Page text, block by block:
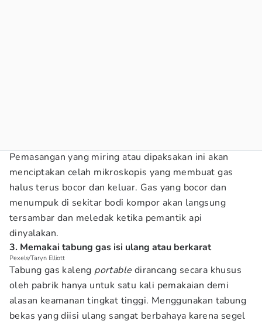
Pemasangan yang miring atau dipaksakan ini akan
menciptakan celah mikroskopis yang membuat gas
halus terus bocor dan keluar. Gas yang bocor dan
menumpuk di sekitar bodi kompor akan langsung
tersambar dan meledak ketika pemantik api
dinyalakan.
3. Memakai tabung gas isi ulang atau berkarat
Pexels/Taryn Elliott
Tabung gas kaleng portable dirancang secara khusus
oleh pabrik hanya untuk satu kali pemakaian demi
alasan keamanan tingkat tinggi. Menggunakan tabung
bekas yang diisi ulang sangat berbahaya karena segel